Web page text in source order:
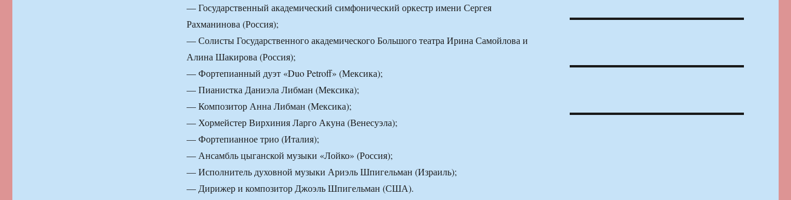
— Государственный академический симфонический оркестр имени Сергея
Рахманинова (Россия);
— Солисты Государственного академического Большого театра Ирина Самойлова и
Алина Шакирова (Россия);
— Фортепианный дуэт «Duo Petroff» (Мексика);
— Пианистка Даниэла Либман (Мексика);
— Композитор Анна Либман (Мексика);
— Хормейстер Вирхиния Ларго Акуна (Венесуэла);
— Фортепианное трио (Италия);
— Ансамбль цыганской музыки «Лойко» (Россия);
— Исполнитель духовной музыки Ариэль Шпигельман (Израиль);
— Дирижер и композитор Джоэль Шпигельман (США).